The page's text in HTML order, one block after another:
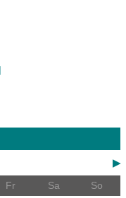
▶
Fr Sa So